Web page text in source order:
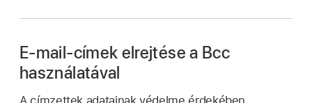
E-mail-címek elrejtése a Bcc
használatával